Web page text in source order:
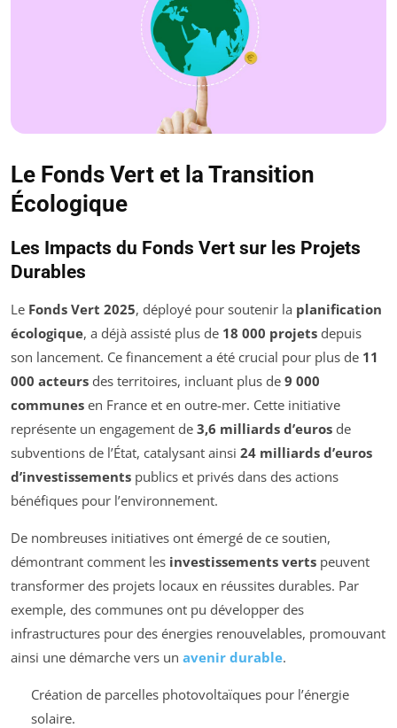
Le Fonds Vert et la Transition
Écologique
Les Impacts du Fonds Vert sur les Projets
Durables
Le Fonds Vert 2025, déployé pour soutenir la planification
écologique, a déjà assisté plus de 18 000 projets depuis
son lancement. Ce financement a été crucial pour plus de 11
000 acteurs des territoires, incluant plus de 9 000
communes en France et en outre-mer. Cette initiative
représente un engagement de 3,6 milliards d’euros de
subventions de l’État, catalysant ainsi 24 milliards d’euros
d’investissements publics et privés dans des actions
bénéfiques pour l’environnement.
De nombreuses initiatives ont émergé de ce soutien,
démontrant comment les investissements verts peuvent
transformer des projets locaux en réussites durables. Par
exemple, des communes ont pu développer des
infrastructures pour des énergies renouvelables, promouvant
ainsi une démarche vers un avenir durable.
Création de parcelles photovoltaïques pour l’énergie
solaire.